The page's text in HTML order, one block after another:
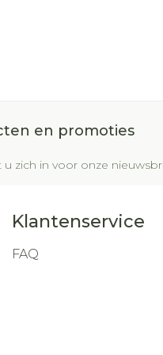
en promoties
u zich in voor onze
Klantenservice
FAQ